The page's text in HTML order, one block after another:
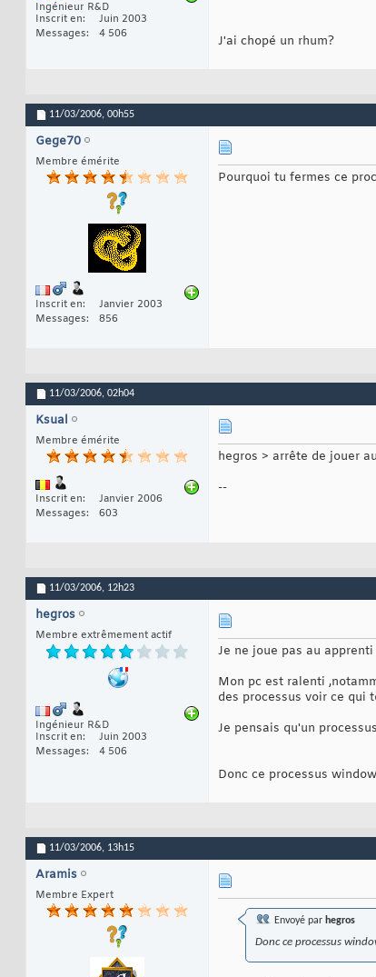
Ingénieur R&D
Inscrit en
Juin 2003
Messages
4 506 J'ai chopé un rhum?
11/03/2006, 00h55
Gege70
Membre émérite
Inscrit en
Janvier 2003
Messages
856
Pourquoi tu fermes ce
11/03/2006, 02h04
Ksual
Membre émérite
Inscrit en
Janvier 2006
Messages
603
hegros > arrête de jouer
--
11/03/2006, 12h23
hegros
Membre extrêmement actif
Ingénieur R&D
Inscrit en
Juin 2003
Messages
4 506
Je ne joue pas au
Mon pc est ralenti
des processus voir ce qui
Je pensais qu'un
Donc ce processus
11/03/2006, 13h15
Aramis
Membre Expert
Envoyé par hegros
Donc ce processus